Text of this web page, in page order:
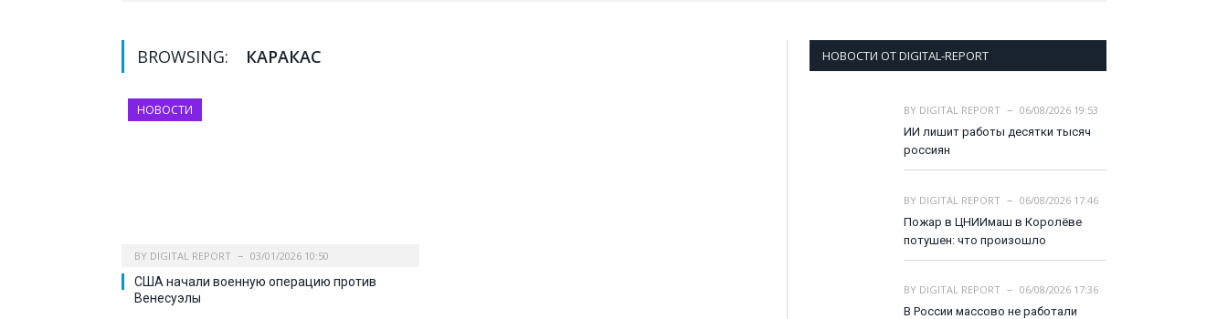
BROWSING: КАРАКАС
НОВОСТИ
BY DIGITAL REPORT 03/01/2026 10:50
США начали военную операцию против
Венесуэлы
НОВОСТИ ОТ DIGITAL-REPORT
BY DIGITAL REPORT
06/08/2026 19:53
ИИ лишит работы десятки тысяч
россиян
BY DIGITAL REPORT
06/08/2026 17:46
Пожар в ЦНИИмаш в Королёве
потушен: что произошло
BY DIGITAL REPORT
06/08/2026 17:36
В России массово не работали